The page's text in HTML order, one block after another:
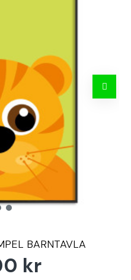
BARNTAVLA
kr